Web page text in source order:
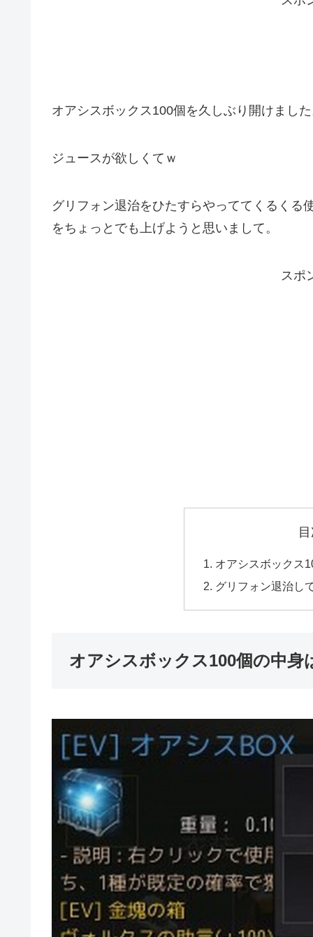
オアシスボックス100個を久しぶり開けまし
ジュースが欲しくてｗ
グリフォン退治をひたすらやっててくるくる
をちょっとでも上げようと思いまして。
スポ
オアシスボックス
グリフォン退治し
オアシスボックス100個の中身